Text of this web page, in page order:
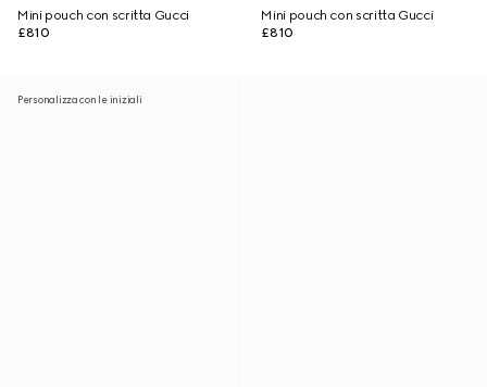
Mini pouch con scritta Gucci
£810
Mini pouch con scritta Gucci
£810
Personalizza con le iniziali